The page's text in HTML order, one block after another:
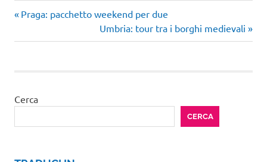
svezia
Navigazione
articoli
Articolo
Praga: pacchetto weekend per due
Articolo
successivo:
Umbria: tour tra i borghi medievali
Cerca
CERCA